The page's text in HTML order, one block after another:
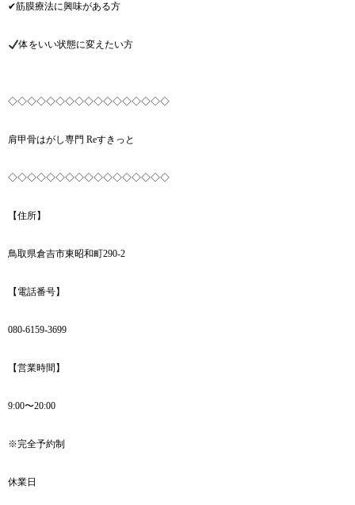
✔︎筋膜療法に興味がある方
体をいい状態に変えたい方
◇◇◇◇◇◇◇◇◇◇◇◇◇◇◇◇◇
肩甲骨はがし専門 Reすきっと
◇◇◇◇◇◇◇◇◇◇◇◇◇◇◇◇◇
【住所】
鳥取県倉吉市東昭和町290-2
【電話番号】
080-6159-3699
【営業時間】
9:00〜20:00
※完全予約制
休業日